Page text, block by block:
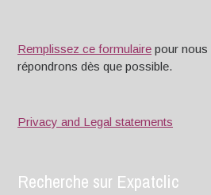
Remplissez ce formulaire pour nous
répondrons dès que possible.
Privacy and Legal statements
Recherche sur Expatclic